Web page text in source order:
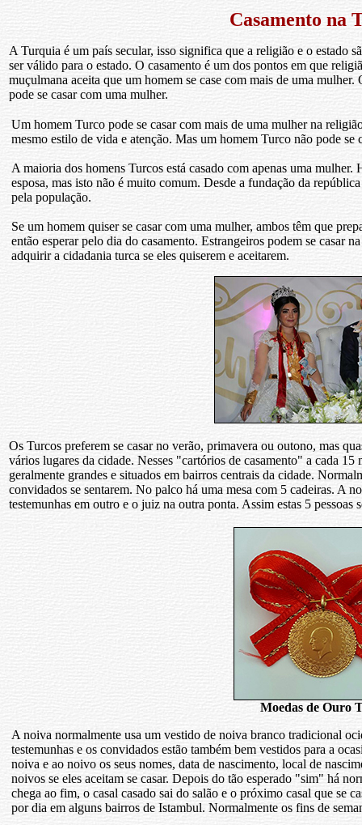
Casamento na
A Turquia é um país secular, isso significa que a religião e o estado
ser válido para o estado. O casamento é um dos pontos em que
muçulmana aceita que um homem se case com mais de uma
pode se casar com uma mulher.
Um homem Turco pode se casar com mais de uma mulher na
mesmo estilo de vida e atenção. Mas um homem Turco não pode se
A maioria dos homens Turcos está casado com apenas uma
esposa, mas isto não é muito comum. Desde a fundação da
pela população.
Se um homem quiser se casar com uma mulher, ambos têm que
então esperar pelo dia do casamento. Estrangeiros podem se casar
adquirir a cidadania turca se eles quiserem e aceitarem.
Os Turcos preferem se casar no verão, primavera ou outono, mas
vários lugares da cidade. Nesses "cartórios de casamento" a cada
geralmente grandes e situados em bairros centrais da cidade.
convidados se sentarem. No palco há uma mesa com 5 cadeiras. A
testemunhas em outro e o juiz na outra ponta. Assim estas 5 pessoas
Moedas de Ouro
A noiva normalmente usa um vestido de noiva branco tradicional
testemunhas e os convidados estão também bem vestidos para a
noiva e ao noivo os seus nomes, data de nascimento, local de
noivos se eles aceitam se casar. Depois do tão esperado "sim" há
chega ao fim, o casal casado sai do salão e o próximo casal que se
por dia em alguns bairros de Istambul. Normalmente os fins de